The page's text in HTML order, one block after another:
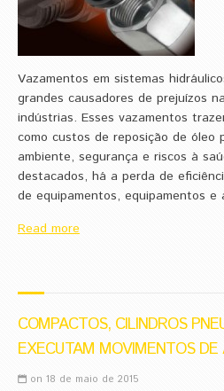
Vazamentos em sistemas
grandes causadores de prejuízos
indústrias. Esses vazamentos
como custos de reposição de óleo
ambiente, segurança e riscos à
destacados, há a perda de
de equipamentos, equipamentos
Read more
COMPACTOS, CILINDROS
EXECUTAM MOVIMENTOS
on 18 de maio de 2015